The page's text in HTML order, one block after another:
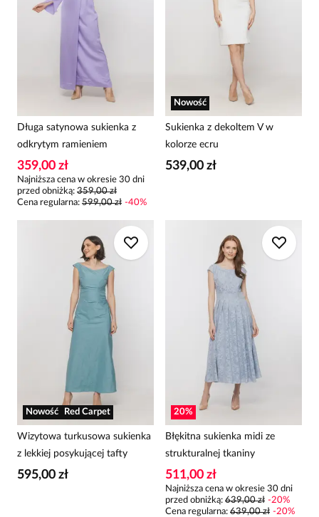
Długa satynowa sukienka z
odkrytym ramieniem
359,00 zł
Najniższa cena w okresie 30 dni
przed obniżką: 359,00 zł
Cena regularna: 599,00 zł -40%
Nowość
Sukienka z dekoltem V w
kolorze ecru
539,00 zł
Nowość Red Carpet
Wizytowa turkusowa sukienka
z lekkiej posykującej tafty
595,00 zł
20%
Błękitna sukienka midi ze
strukturalnej tkaniny
511,00 zł
Najniższa cena w okresie 30 dni
przed obniżką: 639,00 zł -20%
Cena regularna: 639,00 zł -20%